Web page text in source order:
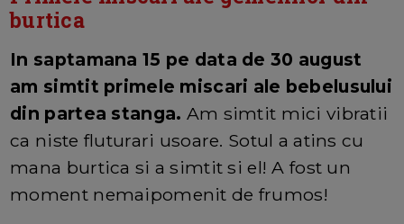
burtica
In saptamana 15 pe data de 30 august
am simtit primele miscari ale bebelusului
din partea stanga. Am simtit mici vibratii
ca niste fluturari usoare. Sotul a atins cu
mana burtica si a simtit si el! A fost un
moment nemaipomenit de frumos!